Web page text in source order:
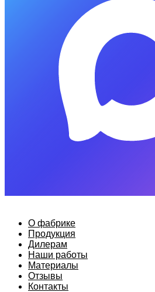
О фабрике
Продукция
Дилерам
Наши работы
Материалы
Отзывы
Контакты